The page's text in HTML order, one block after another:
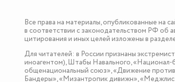
Все права на материалы, опубликованные на
в соответствии с законодательством РФ об
цитирования и иных целей изложены в
Для читателей: в России признаны
иноагентом), Штабы Навального, «Национал-
общенациональный союз», «Движение
Бандеры», «Мизантропик дивижн»,